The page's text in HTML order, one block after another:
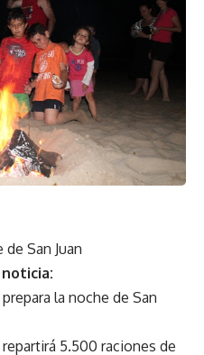
San Juan
la noche de San
5.500 raciones de